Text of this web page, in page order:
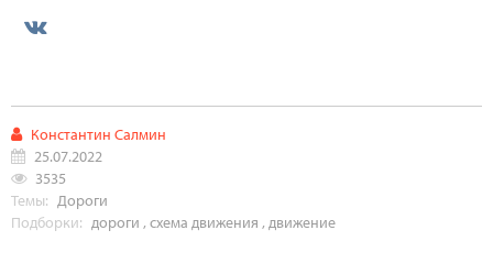
Константин Салмин
25.07.2022
3535
Темы: Дороги
Подборки: дороги ,схема движения ,движение